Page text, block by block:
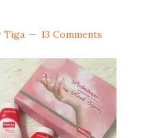
Tiga 13 Comments